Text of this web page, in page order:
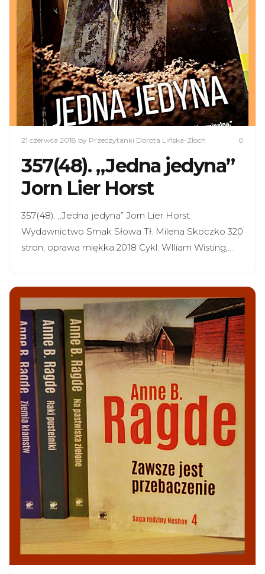
21 czerwca 2018 by Przeczytanki Dorota Lińska-Złoch 0
357(48). „Jedna jedyna”
Jorn Lier Horst
357(48). „Jedna jedyna” Jorn Lier Horst
Wydawnictwo Smak Słowa Tł. Milena Skoczko 320
stron, oprawa miękka 2018 Cykl: WIliam Wisting,…